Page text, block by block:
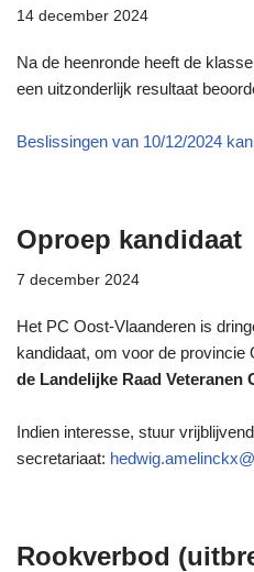
14 december 2024
Na de heenronde heeft de
een uitzonderlijk resultaat
Beslissingen van 10/12/2024
Oproep kandidaat
7 december 2024
Het PC Oost-Vlaanderen is
kandidaat, om voor de provincie
de Landelijke Raad Veteranen
Indien interesse, stuur
secretariaat:
Rookverbod